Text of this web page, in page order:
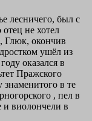
лесничего, был с
не хотел
Глюк, окончив
ушёл из
оказался в
Пражского
знаменитого в те
, пел в
и виолончели в